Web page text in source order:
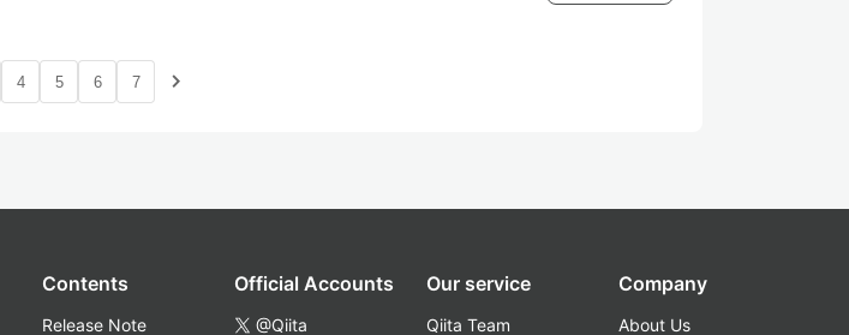
4 5 6 7 navigate_next
Contents
Release Note
Official Accounts
@Qiita
Our service
Qiita Team
Company
About Us